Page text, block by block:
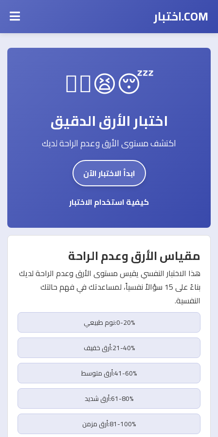
COM.اختبار
😴😫😵‍💫
اختبار الأرق الدقيق
اكتشف مستوى الأرق وعدم الراحة لديك
ابدأ الاختبار الآن
كيفية استخدام الاختبار
مقياس الأرق وعدم الراحة
هذا الاختبار النفسي يقيس مستوى الأرق وعدم الراحة لديك
بناءً على 15 سؤالاً نفسياً، لمساعدتك في فهم حالتك
النفسية.
0-20%:نوم طبيعي
21-40%:أرق خفيف
41-60%:أرق متوسط
61-80%:أرق شديد
81-100%:أرق مزمن